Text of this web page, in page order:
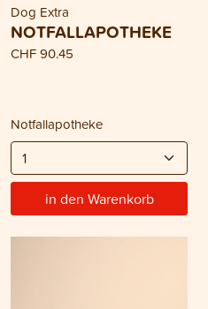
Dog Extra
NOTFALLAPOTHEKE
CHF 90.45
Notfallapotheke
in den Warenkorb